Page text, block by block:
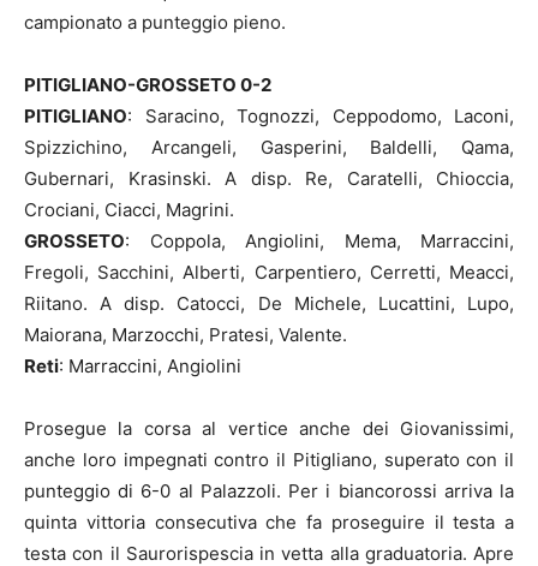
campionato a punteggio pieno.
PITIGLIANO-GROSSETO 0-2
PITIGLIANO: Saracino, Tognozzi, Ceppodomo, Laconi,
Spizzichino, Arcangeli, Gasperini, Baldelli, Qama,
Gubernari, Krasinski. A disp. Re, Caratelli, Chioccia,
Crociani, Ciacci, Magrini.
GROSSETO: Coppola, Angiolini, Mema, Marraccini,
Fregoli, Sacchini, Alberti, Carpentiero, Cerretti, Meacci,
Riitano. A disp. Catocci, De Michele, Lucattini, Lupo,
Maiorana, Marzocchi, Pratesi, Valente.
Reti: Marraccini, Angiolini
Prosegue la corsa al vertice anche dei Giovanissimi,
anche loro impegnati contro il Pitigliano, superato con il
punteggio di 6-0 al Palazzoli. Per i biancorossi arriva la
quinta vittoria consecutiva che fa proseguire il testa a
testa con il Saurorispescia in vetta alla graduatoria. Apre